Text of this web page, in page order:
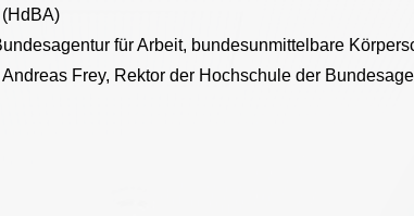
für Arbeit, bundesunmittelbare
Frey, Rektor der Hochschule der